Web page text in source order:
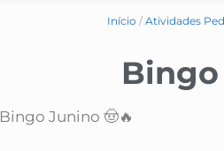
Início / Atividades
Bingo Junino 🤠🔥